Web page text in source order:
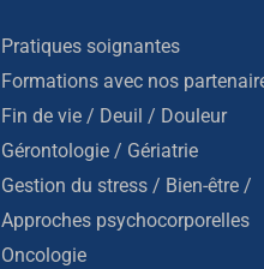
Pratiques soignantes
Formations avec nos
Fin de vie / Deuil / Douleur
Gérontologie / Gériatrie
Gestion du stress / Bien-être /
Approches psychocorporelles
Oncologie